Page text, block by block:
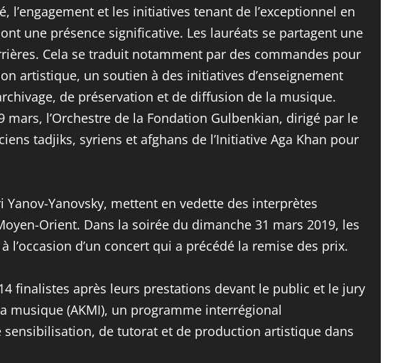
l’engagement et les initiatives tenant de l’exceptionnel en
une présence significative. Les lauréats se partagent une
Cela se traduit notamment par des commandes pour
artistique, un soutien à des initiatives d’enseignement
de préservation et de diffusion de la musique.
l’Orchestre de la Fondation Gulbenkian, dirigé par le
tadjiks, syriens et afghans de l’Initiative Aga Khan pour
Yanovsky, mettent en vedette des interprètes
Orient. Dans la soirée du dimanche 31 mars 2019, les
d’un concert qui a précédé la remise des prix.
finalistes après leurs prestations devant le public et le jury
musique (AKMI), un programme interrégional
de tutorat et de production artistique dans